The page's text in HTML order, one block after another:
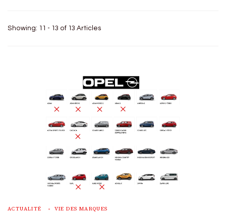
Showing: 11 - 13 of 13 Articles
ACTUALITÉ VIE DES MARQUES